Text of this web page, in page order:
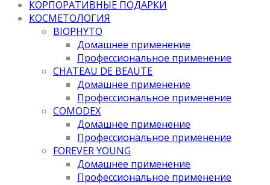
КОРПОРАТИВНЫЕ ПОДАРКИ
КОСМЕТОЛОГИЯ
BIOPHYTO
Домашнее применение
Профессиональное применение
CHATEAU DE BEAUTE
Домашнее применение
Профессиональное применение
COMODEX
Домашнее применение
Профессиональное применение
FOREVER YOUNG
Домашнее применение
Профессиональное применение